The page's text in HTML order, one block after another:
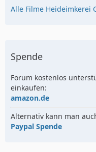
Alle Filme Heideimkerei
Spende
Forum kostenlos
einkaufen:
amazon.de
Alternativ kann man
Paypal Spende